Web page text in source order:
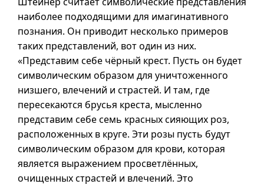
наиболее подходящими для имагинативного
познания. Он приводит несколько примеров
таких представлений, вот один из них.
«Представим себе чёрный крест. Пусть он будет
символическим образом для уничтоженного
низшего, влечений и страстей. И там, где
пересекаются брусья креста, мысленно
представим себе семь красных сияющих роз,
расположенных в круге. Эти розы пусть будут
символическим образом для крови, которая
является выражением просветлённых,
очищенных страстей и влечений. Это